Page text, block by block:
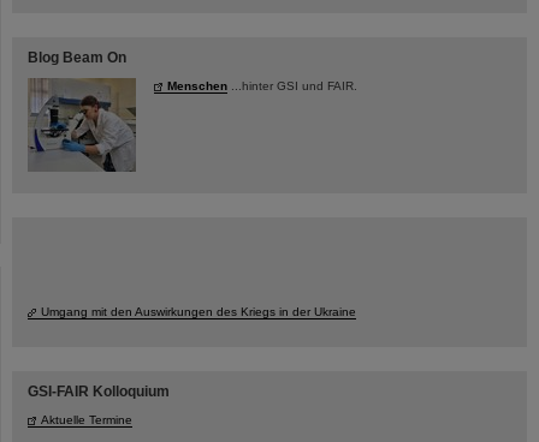
Blog Beam On
Menschen ...hinter GSI und FAIR.
Umgang mit den Auswirkungen des Kriegs in der Ukraine
GSI-FAIR Kolloquium
Aktuelle Termine